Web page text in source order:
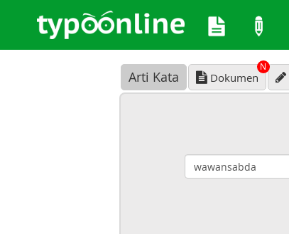
Arti Kata Dokumen
N